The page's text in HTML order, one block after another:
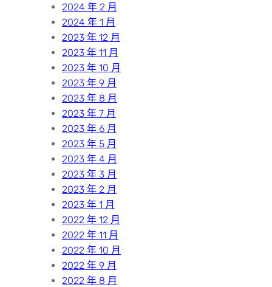
2024 年 2 月
2024 年 1 月
2023 年 12 月
2023 年 11 月
2023 年 10 月
2023 年 9 月
2023 年 8 月
2023 年 7 月
2023 年 6 月
2023 年 5 月
2023 年 4 月
2023 年 3 月
2023 年 2 月
2023 年 1 月
2022 年 12 月
2022 年 11 月
2022 年 10 月
2022 年 9 月
2022 年 8 月